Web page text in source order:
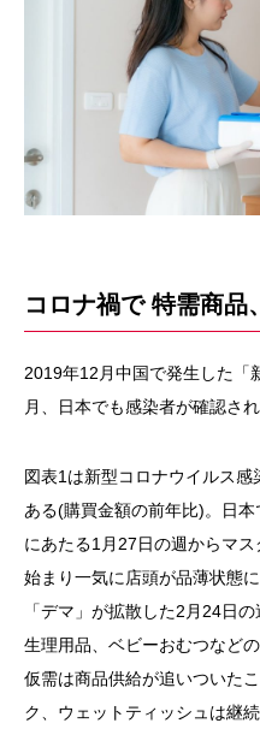
コロナ禍で 特需商品
2019年12月中国で発生した「
月、日本でも感染者が確認さ
図表1は新型コロナウイルス
ある(購買金額の前年比)。日
にあたる1月27日の週からマ
始まり一気に店頭が品薄状態
「デマ」が拡散した2月24日
生理用品、ベビーおむつなど
仮需は商品供給が追いついた
ク、ウェットティッシュは継